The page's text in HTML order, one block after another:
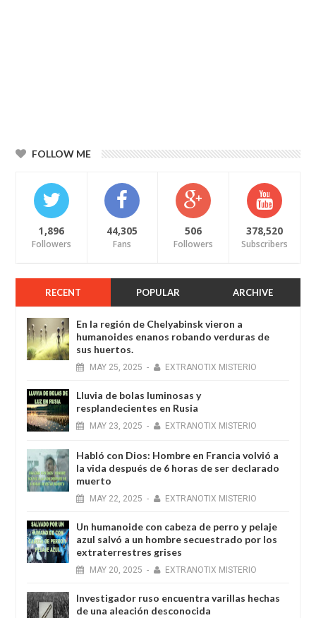
FOLLOW ME
1,896
Followers
44,305
Fans
506
Followers
378,520
Subscribers
RECENT POPULAR ARCHIVE
En la región de Chelyabinsk vieron a
humanoides enanos robando verduras de
sus huertos.
MAY 25, 2025 - EXTRANOTIX MISTERIO
Lluvia de bolas luminosas y
resplandecientes en Rusia
MAY 23, 2025 - EXTRANOTIX MISTERIO
Habló con Dios: Hombre en Francia volvió a
la vida después de 6 horas de ser declarado
muerto
MAY 22, 2025 - EXTRANOTIX MISTERIO
Un humanoide con cabeza de perro у pelaje
azul salvó a un hombre secuestrado por los
extraterrestres grises
MAY 20, 2025 - EXTRANOTIX MISTERIO
Investigador ruso encuentra varillas hechas
de una aleación desconocida